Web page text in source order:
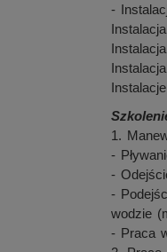
-
1.
-
-
-
wodzie
- Praca